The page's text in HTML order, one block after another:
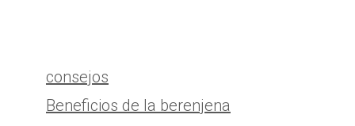
Categorías
consejos
Beneficios de la berenjena